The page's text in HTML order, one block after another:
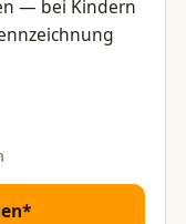
— bei Kindern